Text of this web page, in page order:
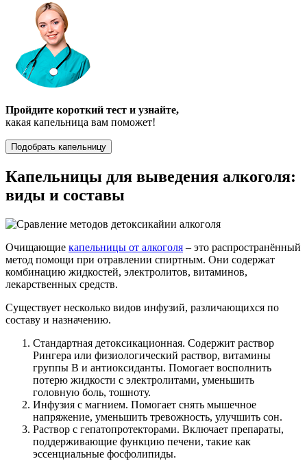
Пройдите короткий тест и узнайте,
какая капельница вам поможет!
Подобрать капельницу
Капельницы для выведения алкоголя:
виды и составы
Очищающие капельницы от алкоголя – это распространённый
метод помощи при отравлении спиртным. Они содержат
комбинацию жидкостей, электролитов, витаминов,
лекарственных средств.
Существует несколько видов инфузий, различающихся по
составу и назначению.
Стандартная детоксикационная. Содержит раствор
Рингера или физиологический раствор, витамины
группы B и антиоксиданты. Помогает восполнить
потерю жидкости с электролитами, уменьшить
головную боль, тошноту.
Инфузия с магнием. Помогает снять мышечное
напряжение, уменьшить тревожность, улучшить сон.
Раствор с гепатопротекторами. Включает препараты,
поддерживающие функцию печени, такие как
эссенциальные фосфолипиды.